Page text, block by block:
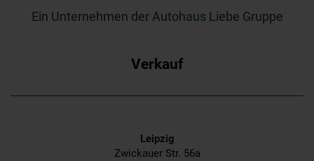
Ein Unternehmen der Autohaus Liebe Gruppe
Verkauf
Leipzig
Zwickauer Str. 56a